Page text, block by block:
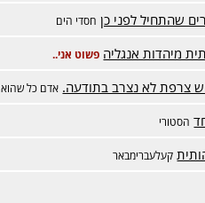
שהתחיל לפני כן חסדי הים
מיהדות אנגליה פשוט אני..
צרפת לא נצרב בתודעה. אדם כל שהוא
הסטורי
קעלעברימבאר